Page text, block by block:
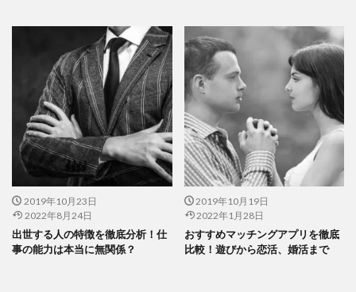
2019年10月23日
2022年8月24日
出世する人の特徴を徹底分析！仕
事の能力は本当に無関係？
2019年10月19日
2022年1月28日
おすすめマッチングアプリを徹底
比較！遊びから恋活、婚活まで